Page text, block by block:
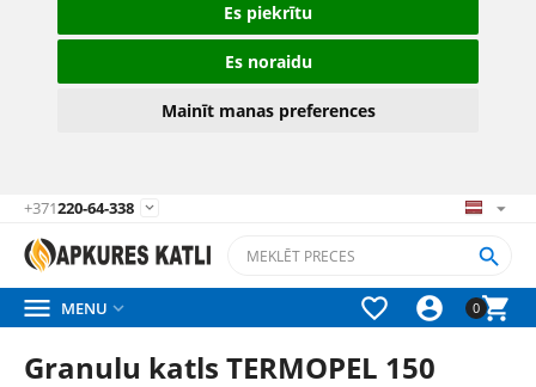
Es piekrītu
Es noraidu
Mainīt manas preferences
+371220-64-338 
0



 MENU 
Granulu katls TERMOPEL 150